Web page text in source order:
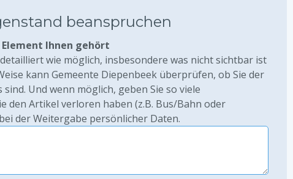
beanspruchen
Ihnen gehört
wie möglich, insbesondere was nicht sichtbar ist
kann Gemeente Diepenbeek überprüfen, ob Sie der
Und wenn möglich, geben Sie so viele
den Artikel verloren haben (z.B. Bus/Bahn oder
der Weitergabe persönlicher Daten.